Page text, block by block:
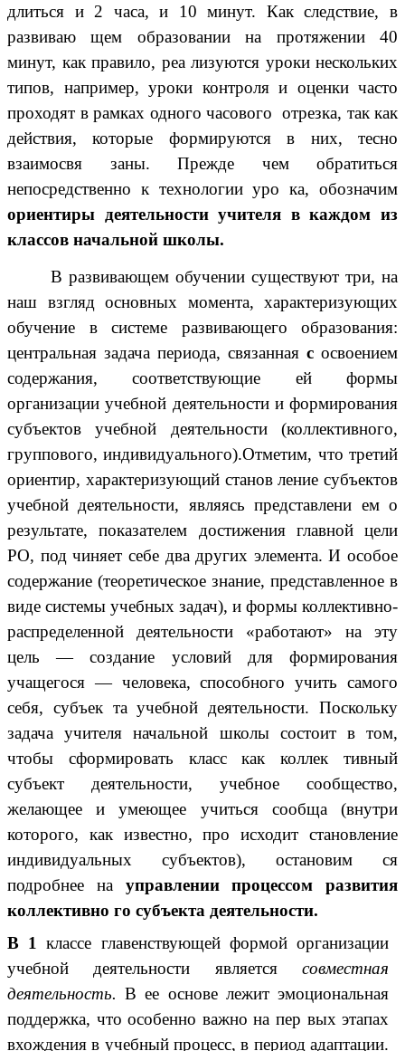
длиться и 2 часа, и 10 минут. Как следствие, в
развиваю щем образовании на протяжении 40
минут, как правило, реа лизуются уроки нескольких
типов, например, уроки контроля и оценки часто
проходят в рамках одного часового отрезка, так как
действия, которые формируются в них, тесно
взаимосвя заны. Прежде чем обратиться
непосредственно к технологии уро ка, обозначим
ориентиры деятельности учителя в каждом из
классов начальной школы.
В развивающем обучении существуют три, на
наш взгляд основных момента, характеризующих
обучение в системе развивающего образования:
центральная задача периода, связанная с освоением
содержания, соответствующие ей формы
организации учебной деятельности и формирования
субъектов учебной деятельности (коллективного,
группового, индивидуального).Отметим, что третий
ориентир, характеризующий станов ление субъектов
учебной деятельности, являясь представлени ем о
результате, показателем достижения главной цели
РО, под чиняет себе два других элемента. И особое
содержание (теоретическое знание, представленное в
виде системы учебных задач), и формы коллективно-
распределенной деятельности «работают» на эту
цель — создание условий для формирования
учащегося — человека, способного учить самого
себя, субъек та учебной деятельности. Поскольку
задача учителя начальной школы состоит в том,
чтобы сформировать класс как коллек тивный
субъект деятельности, учебное сообщество,
желающее и умеющее учиться сообща (внутри
которого, как известно, про исходит становление
индивидуальных субъектов), остановим ся
подробнее на управлении процессом развития
коллективно го субъекта деятельности.
В 1классе главенствующей формой организации
учебной деятельности являетсясовместная
деятельность.В ее основе лежит эмоциональная
поддержка, что особенно важно на пер вых этапах
вхождения в учебный процесс, в период адаптации.